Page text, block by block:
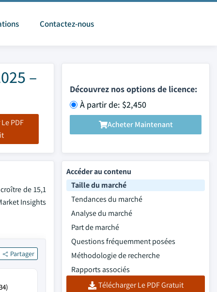
Contactez-nous
–
PDF
Découvrez nos options de licence:
À partir de: $2,450
Acheter Maintenant
de 15,1
Insights
Partager
Accéder au contenu
Taille du marché
Tendances du marché
Analyse du marché
Part de marché
Questions fréquemment posées
Méthodologie de recherche
Rapports associés
Télécharger Le PDF Gratuit